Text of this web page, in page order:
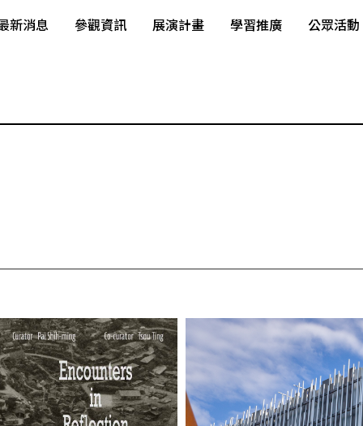
新消息 參觀資訊 展演計畫 學習推廣 公眾活動